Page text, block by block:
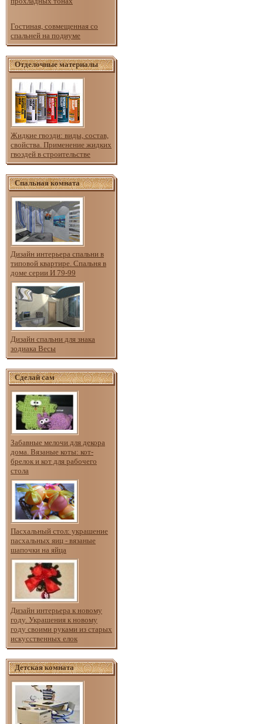
Гостиная, совмещенная со
спальней на подиуме
Отделочные материалы
Жидкие гвозди: виды, состав,
свойства. Применение жидких
гвоздей в строительстве
Спальная комната
Дизайн интерьера спальни в
типовой квартире. Спальня в
доме серии И 79-99
Дизайн спальни для знака
зодиака Весы
Сделай сам
Забавные мелочи для декора
дома. Вязаные коты: кот-
брелок и кот для рабочего
стола
Пасхальный стол: украшение
пасхальных яиц - вязаные
шапочки на яйца
Дизайн интерьера к новому
году. Украшения к новому
году своими руками из старых
искусственных елок
Детская комната